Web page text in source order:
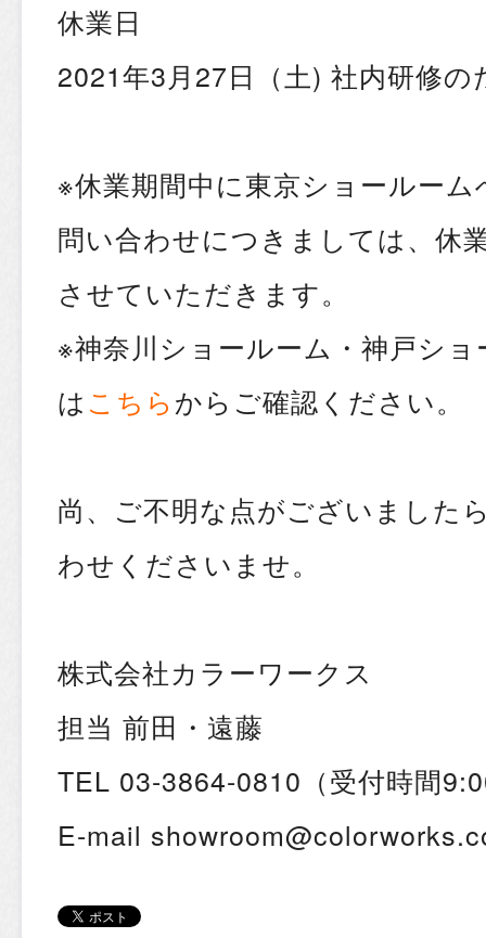
休業日
2021年3月27日（土) 社内研修の
※休業期間中に東京ショールー
問い合わせにつきましては、休
させていただきます。
※神奈川ショールーム・神戸シ
はこちらからご確認ください。
尚、ご不明な点がございました
わせくださいませ。
株式会社カラーワークス
担当 前田・遠藤
TEL 03-3864-0810（受付時間
E-mail